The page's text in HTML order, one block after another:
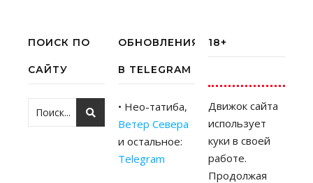
ПОИСК ПО
САЙТУ
ОБНОВЛЕНИЯ
В TELEGRAM
• Нео-татиба,
Ветер Севера
и остальное:
Telegram
18+
Движок сайта
использует
куки в своей
работе.
Продолжая